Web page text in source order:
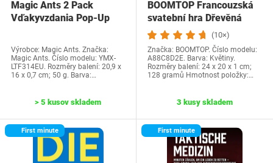
Magic Ants 2 Pack
Vďakyvzdania Pop-Up
Výrobce: Magic Ants. Značka:
Magic Ants. Číslo modelu: YMX-
LTF314EU. Rozměry balení: 20,9 x
16 x 0,7 cm; 50 g. Barva:…
> 5 kusov skladem
BOOMTOP Francouzská
svatební hra Dřevěná
cedulka a kvízové…
(10×)
Značka: BOOMTOP. Číslo modelu:
A88C8D2E. Barva: Květiny.
Rozměry balení: 24 x 20 x 1 cm;
128 gramů Hmotnost položky:…
3 kusy skladem
First minute First minute